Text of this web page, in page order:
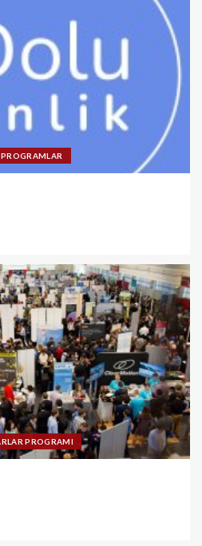
PROGRAMLAR
PROGRAMI